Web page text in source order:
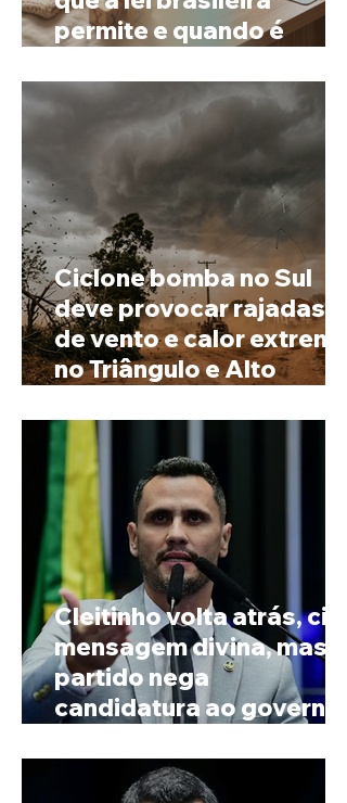
permite e quando é
prenome
Ciclone bomba no Sul
deve provocar rajadas
de vento e calor extremo
no Triângulo e Alto
Cleitinho volta atrás, cita
mensagem divina, mas
partido nega
candidatura ao governo